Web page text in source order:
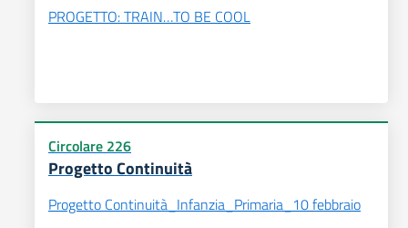
PROGETTO: TRAIN…TO BE COOL
Circolare 226
Progetto Continuità
Progetto Continuità_Infanzia_Primaria_10 febbraio